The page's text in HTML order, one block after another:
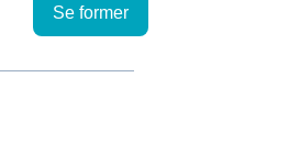
Se former